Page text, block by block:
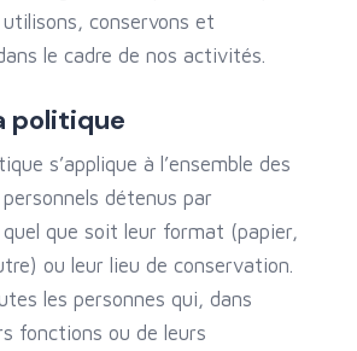
conservons et
le cadre de nos activités.
politique
s’applique à l’ensemble des
détenus par
quel que soit leur format (papier,
ou leur lieu de conservation.
les personnes qui, dans
fonctions ou de leurs